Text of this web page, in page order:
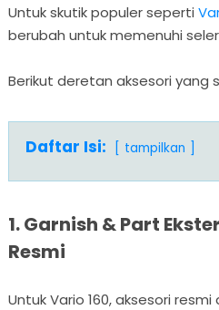
Untuk skutik populer seperti
berubah untuk memenuhi
Berikut deretan aksesori yang
Daftar Isi: tampilkan
1. Garnish & Part
Resmi
Untuk Vario 160, aksesori